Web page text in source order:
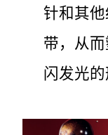
针和其
带，从
闪发光的